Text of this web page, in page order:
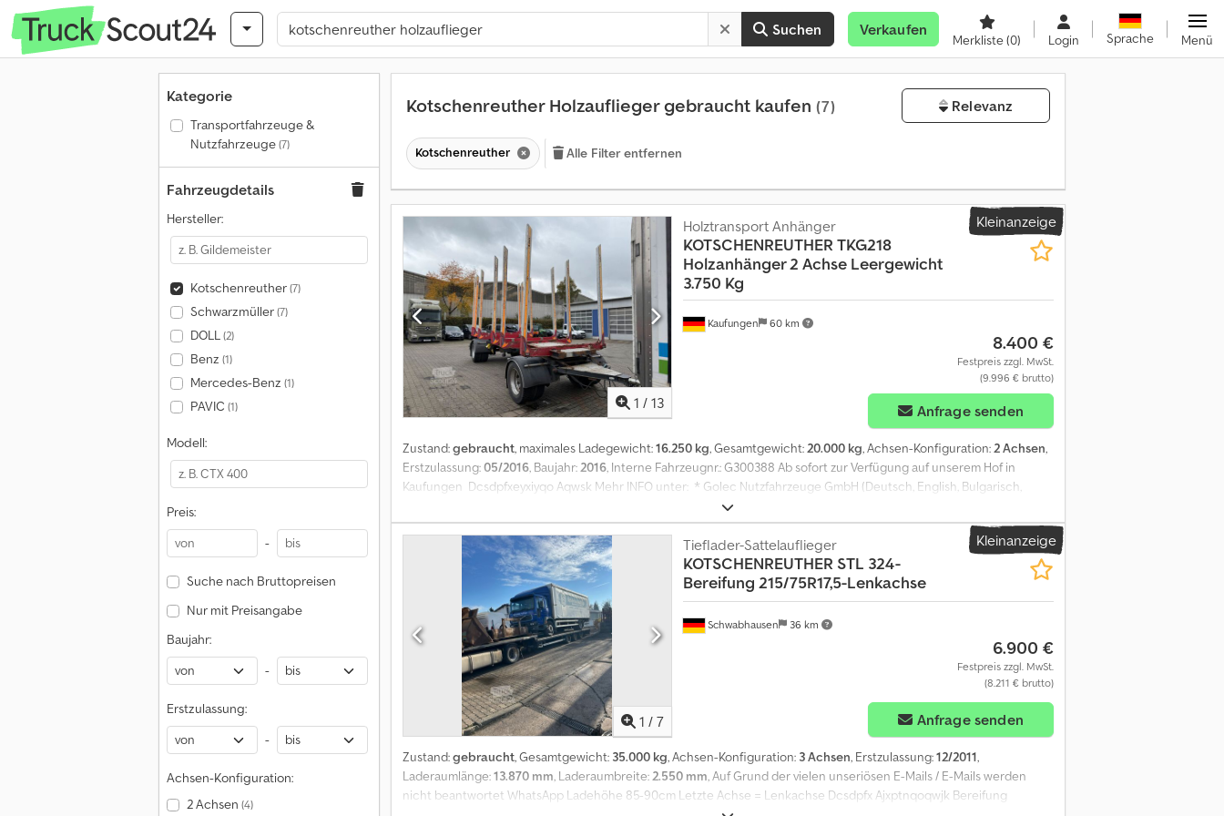
Suchen Verkaufen
Merkliste(0) Login Sprache Menü
Kategorie
Transportfahrzeuge &
Nutzfahrzeuge(7)
Fahrzeugdetails
Hersteller:
Kotschenreuther(7)
Schwarzmüller(7)
DOLL(2)
Benz (1)
Mercedes-Benz (1)
PAVIC (1)
Modell:
Preis:
-
Suche nach Bruttopreisen
Nur mit Preisangabe
Baujahr:
-
Erstzulassung:
-
Achsen-Konfiguration:
2 Achsen (4)
Kotschenreuther Holzauflieger gebraucht kaufen (7) Relevanz
Kotschenreuther Alle Filter entfernen
Kleinanzeige
1 / 13
Kaufungen 60 km
Holztransport Anhänger
KOTSCHENREUTHER TKG218
Holzanhänger 2 Achse Leergewicht
3.750 Kg
8.400 €
Festpreis zzgl. MwSt.
(9.996 € brutto)
Anfrage senden
Zustand:gebraucht, maximales Ladegewicht:16.250 kg, Gesamtgewicht: 20.000 kg, Achsen-Konfiguration: 2 Achsen,
Erstzulassung:05/2016 , Baujahr: 2016 , Interne Fahrzeugnr.: G300388 Ab sofort zur Verfügung auf unserem Hof in
Kaufungen Dcsdpfxeyxiyqo Aqwsk Mehr INFO unter: * Golec Nutzfahrzeuge GmbH (Deutsch, English, Bulgarisch,
Russisch) * Viktoria Sologubova (Polnisch, Russisch, Ukrainisch, English) Leergewicht 3.750 Kg Irrtümer vorbehalten
Gerne nehmen wir Ihr gebrauchtes Fahrzeug in Zahlung. Finanzierung direkt bei uns im Hause möglich. GOLEC
NUTZFAHRZEUGE GMBH Wir sprechen: Deutsch, English, Spanish, Polnisch, Ukrainisch, Russisch, Bulgarisch. ----.
Kleinanzeige
1 / 7
Schwabhausen 36 km
Tieflader-Sattelauflieger
KOTSCHENREUTHER STL 324-
Bereifung 215/75R17,5-Lenkachse
6.900 €
Festpreis zzgl. MwSt.
(8.211 € brutto)
Anfrage senden
Zustand:gebraucht, Gesamtgewicht: 35.000 kg, Achsen-Konfiguration: 3 Achsen, Erstzulassung:12/2011,
Laderaumlänge:13.870 mm, Laderaumbreite:2.550 mm, Auf Grund der vielen unseriösen E-Mails / E-Mails werden
nicht beantwortet WhatsApp Ladehöhe 85-90cm Letzte Achse = Lenkachse Dcsdpfx Ajxptnqoqwjk Bereifung